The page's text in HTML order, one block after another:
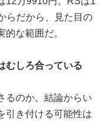
らだから、見た目の
な範囲だ。
むしろ合っている
るのか。結論からい
引き付ける可能性は